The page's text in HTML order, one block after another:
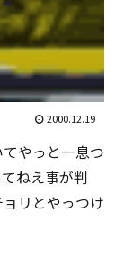
2000.12.19
やっと一息つ
ねえ事が判
リとやっつけ